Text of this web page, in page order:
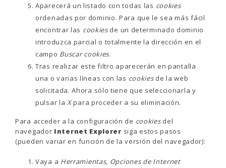
Aparecerá un listado con todas las cookies
ordenadas por dominio. Para que le sea más fácil
encontrar las cookiesde un determinado dominio
introduzca parcial o totalmente la dirección en el
campo Buscar cookies.
Tras realizar este filtro aparecerán en pantalla
una o varias líneas con las cookiesde la web
solicitada. Ahora sólo tiene que seleccionarla y
pulsar laXpara proceder a su eliminación.
Para acceder a la configuración de cookiesdel
navegador Internet Explorer siga estos pasos
(pueden variar en función de la versión del navegador):
Vaya a Herramientas, Opciones de Internet